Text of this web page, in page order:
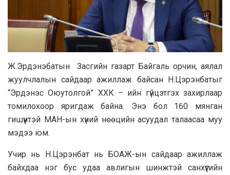
Ж.Эрдэнэбатын Засгийн газарт Байгаль орчин, аялал
жуулчлалын сайдаар ажиллаж байсан Н.Цэрэнбатыг
“Эрдэнэс Оюутолгой” ХХК – ийн гүйцэтгэх захирлаар
томилохоор яригдаж байна. Энэ бол 160 мянган
гишүүнтэй МАН-ын хүний нөөцийн асуудал талаасаа муу
мэдээ юм.
Учир нь Н.Цэрэнбат нь БОАЖ-ын сайдаар ажиллаж
байхдаа нэг бус удаа авлигын шинжтэй санхүүгийн